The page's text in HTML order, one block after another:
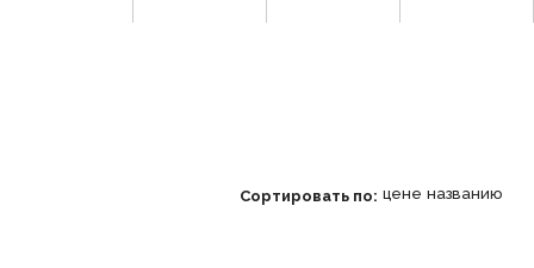
Сортировать по: цене названию